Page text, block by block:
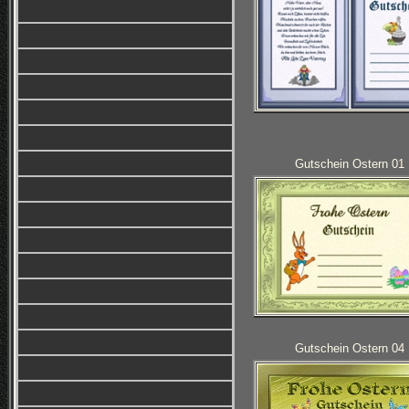
Gutschein Ostern 01
Gutschein Ostern 04